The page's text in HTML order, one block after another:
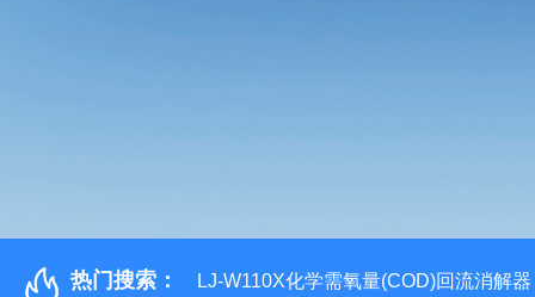
热门搜索： LJ-W110X化学需氧量(COD)回流消解器